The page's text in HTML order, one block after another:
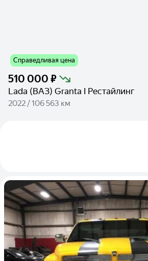
Справедливая цена
510 000 ₽
Lada (ВАЗ) Granta I Рестайлинг
2022 / 106 563 км